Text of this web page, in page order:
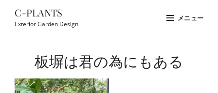
C-PLANTS
Exterior Garden Design
メニュー
板塀は君の為にもある